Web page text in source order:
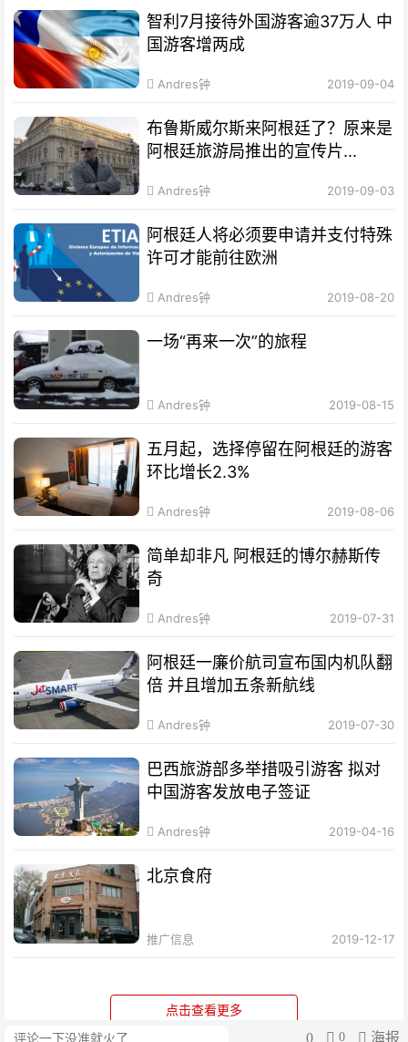
评论 0 0 海报
智利7月接待外国游客逾37万人 中
国游客增两成
Andres钟 2019-09-04
布鲁斯威尔斯来阿根廷了？原来是
阿根廷旅游局推出的宣传片...
Andres钟 2019-09-03
阿根廷人将必须要申请并支付特殊
许可才能前往欧洲
Andres钟 2019-08-20
一场“再来一次”的旅程
Andres钟 2019-08-15
五月起，选择停留在阿根廷的游客
环比增长2.3%
Andres钟 2019-08-06
简单却非凡 阿根廷的博尔赫斯传
奇
Andres钟 2019-07-31
阿根廷一廉价航司宣布国内机队翻
倍 并且增加五条新航线
Andres钟 2019-07-30
巴西旅游部多举措吸引游客 拟对
中国游客发放电子签证
Andres钟 2019-04-16
北京食府
推广信息 2019-12-17
点击查看更多